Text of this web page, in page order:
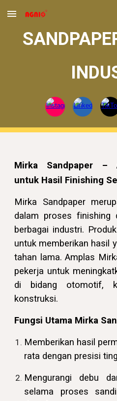
Skip to main content
Mirka Sandpaper –
untuk Hasil Finishing
Mirka Sandpaper
dalam proses finishing
berbagai industri.
untuk memberikan hasil
tahan lama. Amplas
pekerja untuk
di bidang otomotif,
konstruksi.
Fungsi Utama Mirka
Memberikan hasil
rata dengan presisi
Mengurangi debu
selama proses